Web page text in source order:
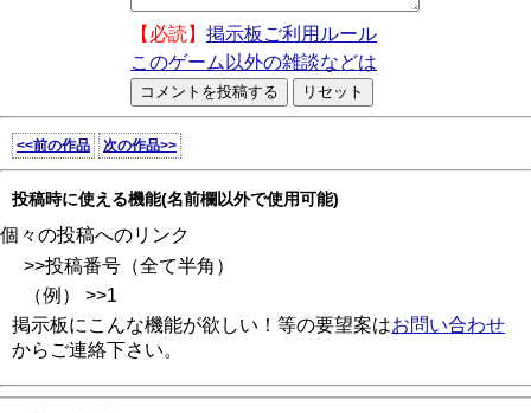
【必読】 掲示板ご利用ルール
このゲーム以外の雑談などは
<<前の作品 次の作品>>
投稿時に使える機能(名前欄以外で使用可能)
個々の投稿へのリンク
>>投稿番号（全て半角）
（例） >>1
掲示板にこんな機能が欲しい！等の要望案はお問い合わせ
からご連絡下さい。